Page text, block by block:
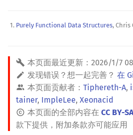
Purely Functional Data Structures, Chris
本页面最近更新： 2026/1/7
发现错误？想一起完善？ 在
本页面贡献者： Tiphereth-A,
tainer, ImpleLee, Xeonacid
本页面的全部内容在 CC BY-
款下提供，附加条款亦可能应用